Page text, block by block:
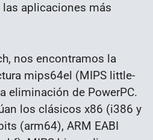
aplicaciones más
nos encontramos la
mips64el (MIPS little-
eliminación de PowerPC.
los clásicos x86 (i386 y
(arm64), ARM EABI